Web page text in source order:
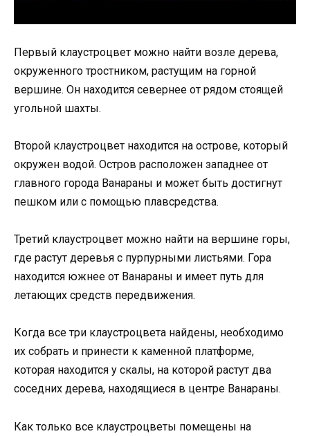
Первый клаустроцвет можно найти возле дерева,
окруженного тростником, растущим на горной
вершине. Он находится севернее от рядом стоящей
угольной шахты.
Второй клаустроцвет находится на острове, который
окружен водой. Остров расположен западнее от
главного города Ванараны и может быть достигнут
пешком или с помощью плавсредства.
Третий клаустроцвет можно найти на вершине горы,
где растут деревья с пурпурными листьями. Гора
находится южнее от Ванараны и имеет путь для
летающих средств передвижения.
Когда все три клаустроцвета найдены, необходимо
их собрать и принести к каменной платформе,
которая находится у скалы, на которой растут два
соседних дерева, находящиеся в центре Ванараны.
Как только все клаустроцветы помещены на